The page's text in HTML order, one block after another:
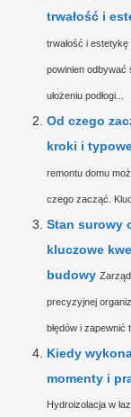
trwałość i
trwałość i
powinien odbywać
ułożeniu podłogi...
Od czego
kroki i
remontu domu
czego zacząć.
Stan surowy
kluczowe
budowy
precyzyjnej
błędów i zapewnić
Kiedy
momenty i
Hydroizolacja w